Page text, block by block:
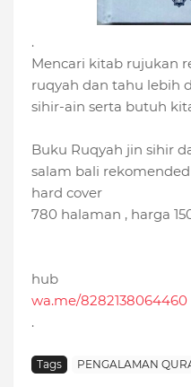
.
Mencari kitab rujukan
ruqyah dan tahu lebih
sihir-ain serta butuh
Buku Ruqyah jin sihir
salam bali rekomended
hard cover
780 halaman , harga
hub
wa.me/8282138064460
.
Tags PENGALAMAN